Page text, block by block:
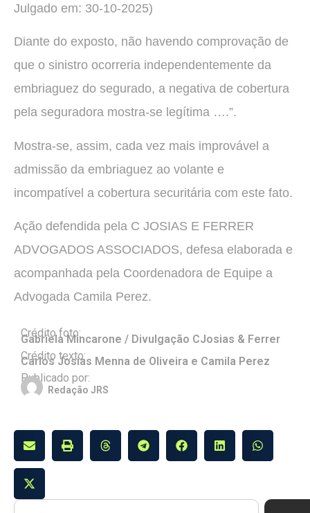
Julgado em: 30-10-2025)
Diante do exposto, não havendo comprovação de
que o sinistro ocorreria independentemente da
embriaguez do segurado, a negativa de cobertura
pela seguradora mostra-se legítima ….”.
Mostra-se, assim, cada vez mais improvável a
admissão da embriaguez ao volante e
incompatível a cobertura securitária com este fato.
Ação defendida pela C JOSIAS E FERRER
ADVOGADOS ASSOCIADOS, defesa elaborada e
acompanhada pela Coordenadora de Equipe a
Advogada Camila Perez.
Crédito foto:
Gabriela Mincarone / Divulgação CJosias & Ferrer
Crédito texto:
Carlos Josias Menna de Oliveira e Camila Perez
Publicado por:
Redação JRS